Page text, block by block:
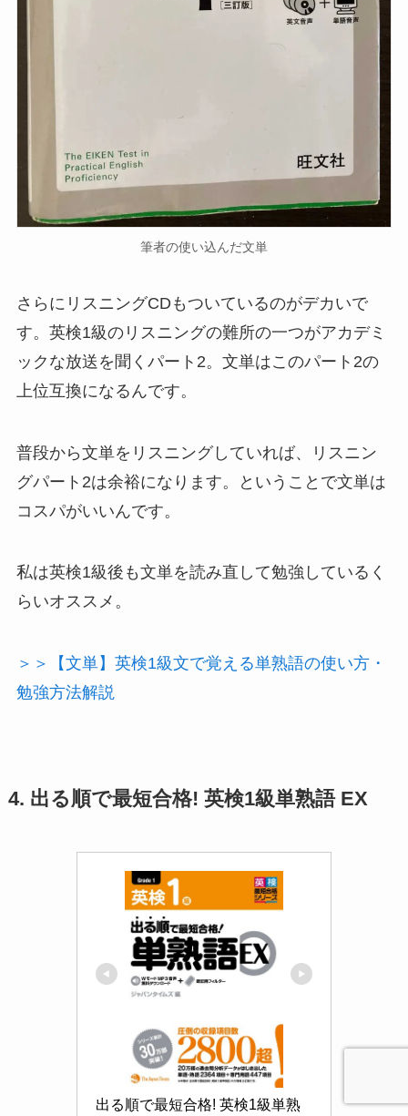
筆者の使い込んだ文単
さらにリスニングCDもついているのがデカいで
す。英検1級のリスニングの難所の一つがアカデミ
ックな放送を聞くパート2。文単はこのパート2の
上位互換になるんです。
普段から文単をリスニングしていれば、リスニン
グパート2は余裕になります。ということで文単は
コスパがいいんです。
私は英検1級後も文単を読み直して勉強しているく
らいオススメ。
＞＞【文単】英検1級文で覚える単熟語の使い方・
勉強方法解説
4. 出る順で最短合格! 英検1級単熟語 EX
出る順で最短合格! 英検1級単熟